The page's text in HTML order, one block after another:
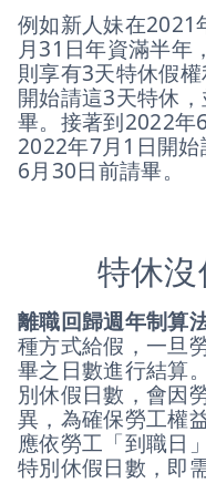
例如新人妹在2021
月31日年資滿半年
則享有3天特休假
開始請這3天特休
畢。接著到2022年
2022年7月1日開
6月30日前請畢。
特休沒
離職回歸週年制算
種方式給假，一旦
畢之日數進行結算
別休假日數，會因
異，為確保勞工權
應依勞工「到職日
特別休假日數，即